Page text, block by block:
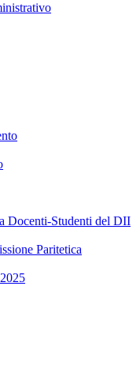
Docenti-Studenti del DII
Paritetica